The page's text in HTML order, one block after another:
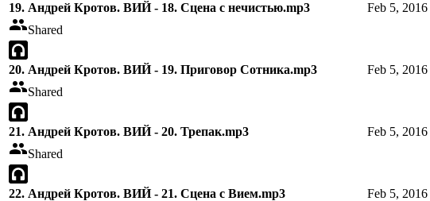
19. Андрей Кротов. ВИЙ - 18. Сцена с нечистью.mp3
Shared
Feb 5, 2016
20. Андрей Кротов. ВИЙ - 19. Приговор Сотника.mp3
Shared
Feb 5, 2016
21. Андрей Кротов. ВИЙ - 20. Трепак.mp3
Shared
Feb 5, 2016
22. Андрей Кротов. ВИЙ - 21. Сцена с Вием.mp3
Feb 5, 2016